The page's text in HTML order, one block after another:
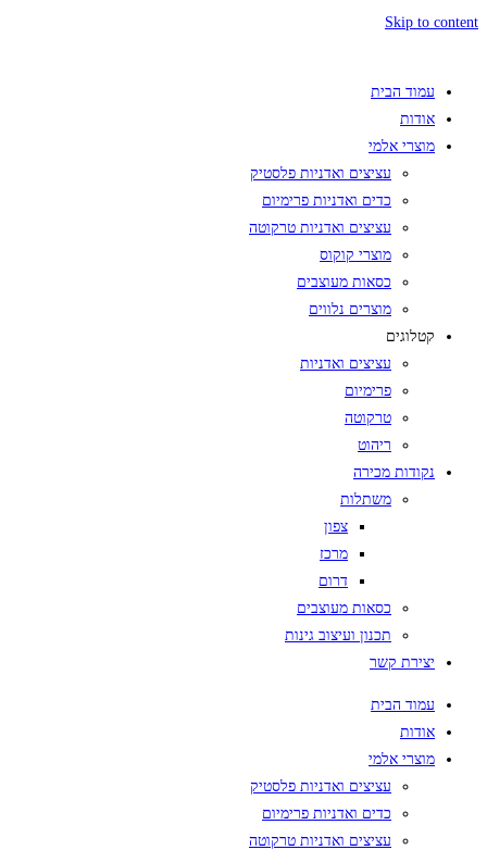
Skip to content
עמוד הבית
אודות
מוצרי אלמי
עציצים ואדניות פלסטיק
כדים ואדניות פרימיום
עציצים ואדניות טרקוטה
מוצרי קוקוס
כסאות מעוצבים
מוצרים נלווים
קטלוגים
עציצים ואדניות
פרימיום
טרקוטה
ריהוט
נקודות מכירה
משתלות
צפון
מרכז
דרום
כסאות מעוצבים
תכנון ועיצוב גינות
יצירת קשר
עמוד הבית
אודות
מוצרי אלמי
עציצים ואדניות פלסטיק
כדים ואדניות פרימיום
עציצים ואדניות טרקוטה